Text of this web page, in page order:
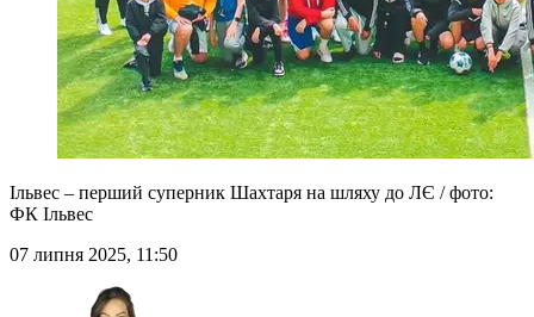
Ільвес – перший суперник Шахтаря на шляху до ЛЄ / фото:
ФК Ільвес
07 липня 2025, 11:50